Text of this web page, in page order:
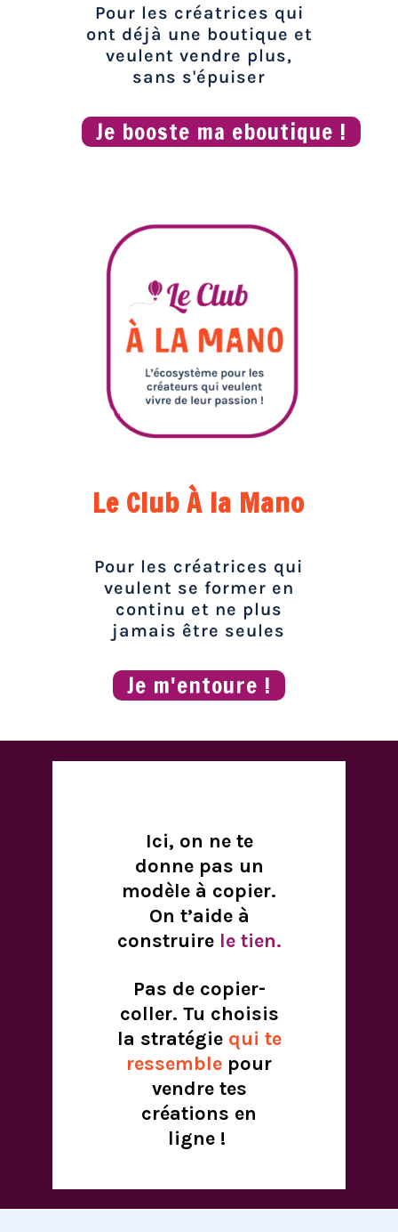
Pour les créatrices qui
ont déjà une boutique et
veulent vendre plus,
sans s'épuiser
Je booste ma eboutique !
Le Club À la Mano
Pour les créatrices qui
veulent se former en
continu et ne plus
jamais être seules
Je m'entoure !
Ici, on ne te
donne pas un
modèle à copier.
On t’aide à
construirele tien.
Pas de copier-
coller. Tu choisis
la stratégie qui te
ressemble pour
vendre tes
créations en
ligne !